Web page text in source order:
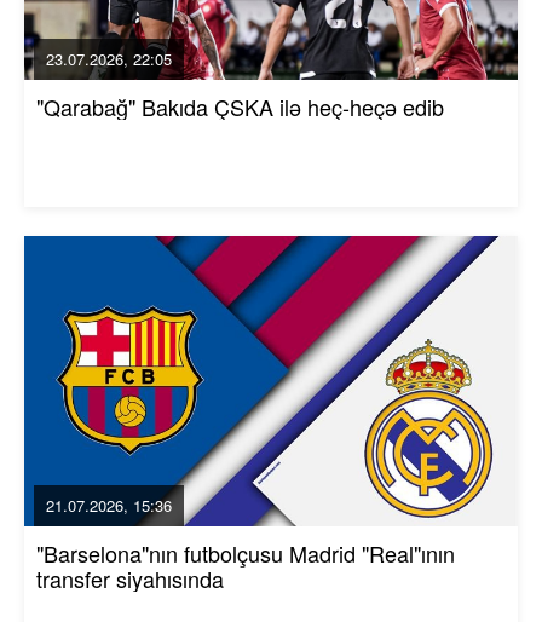
23.07.2026, 22:05
"Qarabağ" Bakıda ÇSKA ilə heç-heçə edib
21.07.2026, 15:36
"Barselona"nın futbolçusu Madrid "Real"ının
transfer siyahısında